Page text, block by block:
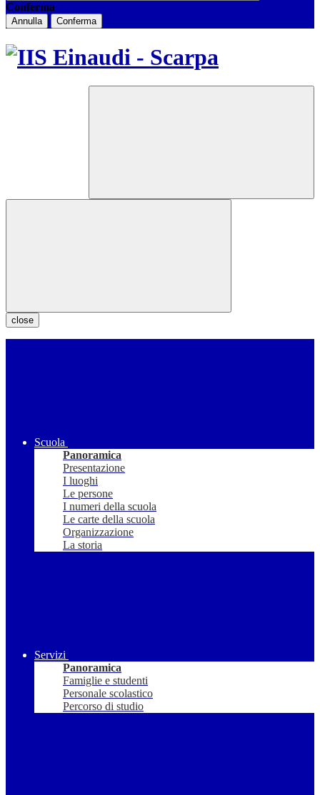
Conferma
Annulla Conferma
close
Scuola
Panoramica
Presentazione
I luoghi
Le persone
I numeri della scuola
Le carte della scuola
Organizzazione
La storia
Servizi
Panoramica
Famiglie e studenti
Personale scolastico
Percorso di studio